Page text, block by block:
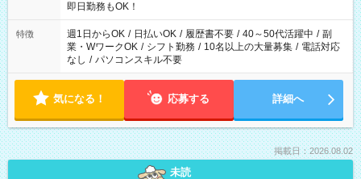
即日勤務もOK！
特徴 週1日からOK / 日払いOK / 履歴書不要 / 40～50代活躍中 / 副
業・WワークOK / シフト勤務 / 10名以上の大量募集 / 電話対応
なし / パソコンスキル不要
気になる！ 応募する 詳細へ
掲載日：2026.08.02
未読